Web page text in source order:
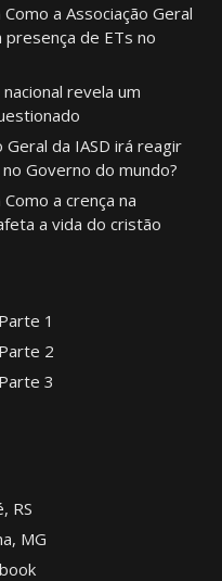
Como a Associação Geral
presença de ETs no
revela um
Geral da IASD irá reagir
Governo do mundo?
Como a crença na
a vida do cristão
1
2
3
RS
MG